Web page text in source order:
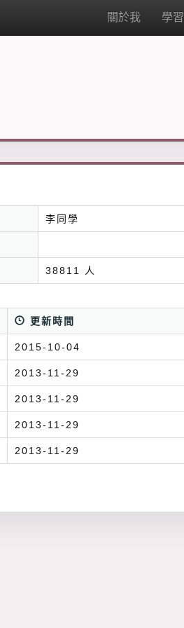
關於我 學習
李同學
38811 人
更新時間
2015-10-04
2013-11-29
2013-11-29
2013-11-29
2013-11-29